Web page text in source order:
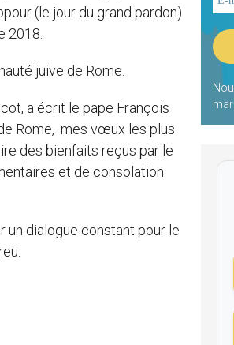
(le jour du grand pardon)
2018.
juive de Rome.
a écrit le pape François
Rome, mes vœux les plus
des bienfaits reçus par le
et de consolation
un dialogue constant pour le